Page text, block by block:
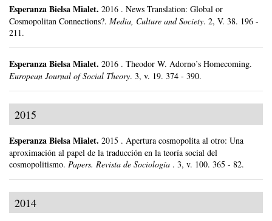
Esperanza Bielsa Mialet. 2016 . News Translation: Global or
Cosmopolitan Connections?. Media, Culture and Society. 2, V. 38. 196 -
211.
Esperanza Bielsa Mialet. 2016 . Theodor W. Adorno’s Homecoming.
European Journal of Social Theory. 3, v. 19. 374 - 390.
2015
Esperanza Bielsa Mialet. 2015 . Apertura cosmopolita al otro: Una
aproximación al papel de la traducción en la teoría social del
cosmopolitismo. Papers. Revista de Sociología . 3, v. 100. 365 - 82.
2014